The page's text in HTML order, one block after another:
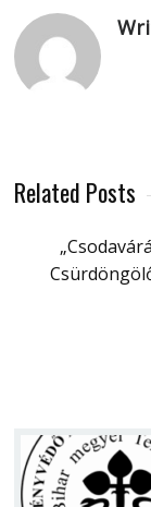
Related Posts